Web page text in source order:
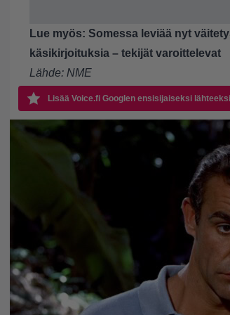
Lue myös: Somessa leviää nyt
käsikirjoituksia – tekijät varoittelevat
Lähde: NME
Lisää Voice.fi Googlen ensisijaiseksi lähteeksi